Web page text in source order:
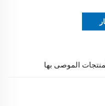
الموصى بها